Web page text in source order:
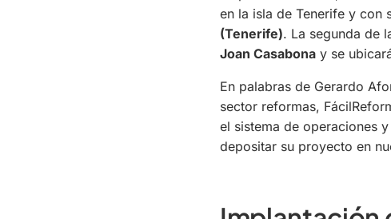
en la isla de Tenerife y con
(Tenerife). La segunda de
Joan Casabona y se
En palabras de Gerardo
sector reformas,
el sistema de operaciones
depositar su proyecto en